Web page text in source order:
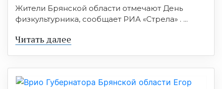
Жители Брянской области отмечают День
физкультурника, сообщает РИА «Стрела» . ...
Читать далее